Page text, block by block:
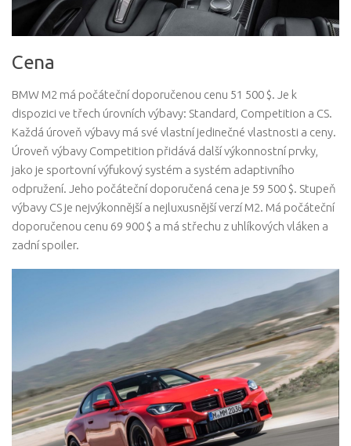
Cena
BMW M2 má počáteční doporučenou cenu 51 500 $. Je k
dispozici ve třech úrovních výbavy: Standard, Competition a CS.
Každá úroveň výbavy má své vlastní jedinečné vlastnosti a ceny.
Úroveň výbavy Competition přidává další výkonnostní prvky,
jako je sportovní výfukový systém a systém adaptivního
odpružení. Jeho počáteční doporučená cena je 59 500 $. Stupeň
výbavy CS je nejvýkonnější a nejluxusnější verzí M2. Má počáteční
doporučenou cenu 69 900 $ a má střechu z uhlíkových vláken a
zadní spoiler.